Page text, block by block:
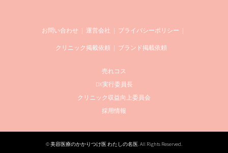
お問い合わせ 運営会社 プライバシーポリシー
クリニック掲載依頼 ブランド掲載依頼
売れコス
DX実行委員長
クリニック収益向上委員会
採用情報
©美容医療のかかりつけ医 わたしの名医. All Rights Reserved.